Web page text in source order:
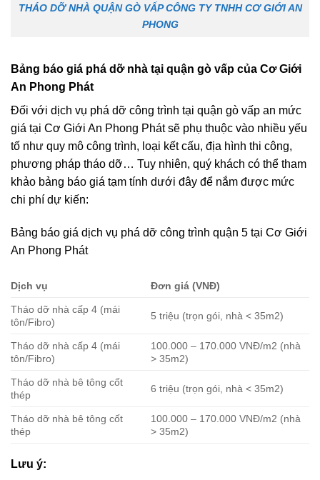
THÁO DỠ NHÀ QUẬN GÒ VẤP CÔNG TY TNHH CƠ GIỚI AN
PHONG
Bảng báo giá phá dỡ nhà tại quận gò vấp của Cơ Giới
An Phong Phát
Đối với dịch vụ phá dỡ công trình tại quận gò vấp an mức
giá tại Cơ Giới An Phong Phát sẽ phụ thuộc vào nhiều yếu
tố như quy mô công trình, loại kết cấu, địa hình thi công,
phương pháp tháo dỡ… Tuy nhiên, quý khách có thể tham
khảo bảng báo giá tạm tính dưới đây để nắm được mức
chi phí dự kiến:
Bảng báo giá dịch vụ phá dỡ công trình quận 5 tại Cơ Giới
An Phong Phát
Dịch vụ Đơn giá (VNĐ)
Tháo dỡ nhà cấp 4 (mái
tôn/Fibro)
5 triệu (trọn gói, nhà < 35m2)
Tháo dỡ nhà cấp 4 (mái
tôn/Fibro)
100.000 – 170.000 VNĐ/m2 (nhà
> 35m2)
Tháo dỡ nhà bê tông cốt
thép
6 triệu (trọn gói, nhà < 35m2)
Tháo dỡ nhà bê tông cốt
thép
100.000 – 170.000 VNĐ/m2 (nhà
> 35m2)
Lưu ý: